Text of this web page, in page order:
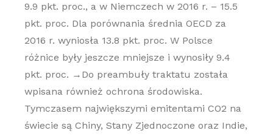
9.9 pkt. proc., a w Niemczech w 2016 r. – 15.5
pkt. proc. Dla porównania średnia OECD za
2016 r. wyniosła 13.8 pkt. proc. W Polsce
różnice były jeszcze mniejsze i wynosiły 9.4
pkt. proc. →Do preambuły traktatu została
wpisana również ochrona środowiska.
Tymczasem największymi emitentami CO2 na
świecie są Chiny, Stany Zjednoczone oraz Indie,